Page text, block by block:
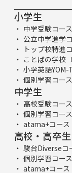
小学生
中学受験コー
公立中学進学
トップ校特進
ことばの学校
小学英語YOM-
個別学習コー
中学生
高校受験コー
個別学習コー
atama+コース
高校・高卒生
駿台Diverseコ
個別学習コー
atama+コース